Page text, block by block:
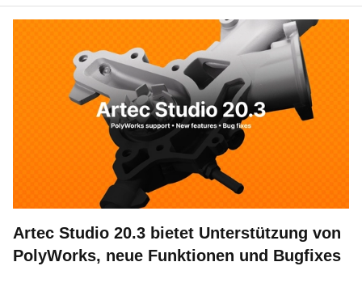
Artec Studio 20.3 bietet Unterstützung von
PolyWorks, neue Funktionen und Bugfixes